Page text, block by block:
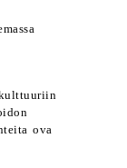
ova